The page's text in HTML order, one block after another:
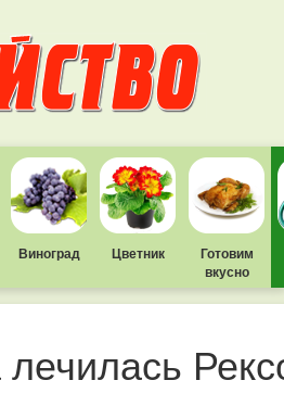
Виноград Цветник
Готовим
вкусно